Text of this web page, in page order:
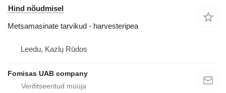
Hind nõudmisel
Metsamasinate tarvikud - harvesteripea
Leedu, Kazlų Rūdos
Fomisas UAB company